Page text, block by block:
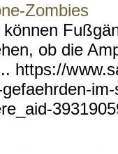
Zombies
ob die
https://w